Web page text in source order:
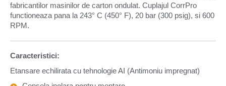
fabricantilor masinilor de carton ondulat. Cuplajul CorrPro
functioneaza pana la 243° C (450° F), 20 bar (300 psig), si 600
RPM.
Caracteristici:
Etansare echilirata cu tehnologie AI (Antimoniu impregnat)